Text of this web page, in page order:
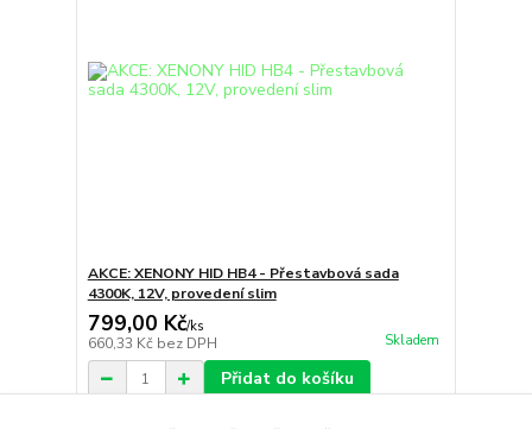
AKCE: XENONY HID HB4 - Přestavbová sada
4300K, 12V, provedení slim
799,00 Kč/ks
660,33 Kč bez DPH Skladem
Přidat do košíku